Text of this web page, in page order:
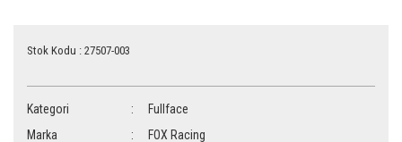
Stok Kodu : 27507-003
Kategori
Fullface
Marka
FOX Racing